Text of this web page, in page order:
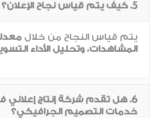
5. كيف يتم قياس نجاح الإعلان؟
يتم قياس النجاح من خلال
المشاهدات، وتحليل الأداء
6. هل تقدم شركة إنتاج إعلاني
خدمات التصميم الجرافيكي؟